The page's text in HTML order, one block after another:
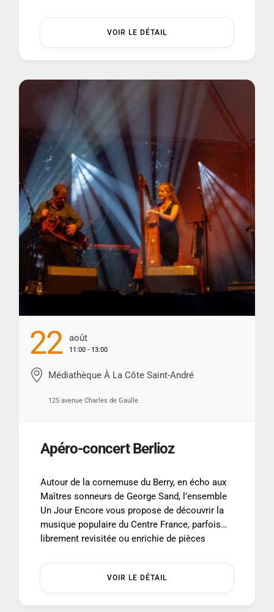
Vendredi 21 août à 11h En […] ...
VOIR LE DÉTAIL
22 Août
11:00 - 13:00
Médiathèque À La Côte Saint-André
125 avenue Charles de Gaulle
Apéro-concert Berlioz
Autour de la cornemuse du Berry, en écho aux
Maîtres sonneurs de George Sand, l’ensemble
Un Jour Encore vous propose de découvrir la
musique populaire du Centre France, parfois
librement revisitée ou enrichie de pièces
Samedi 22 août à 11h En […] ...
VOIR LE DÉTAIL